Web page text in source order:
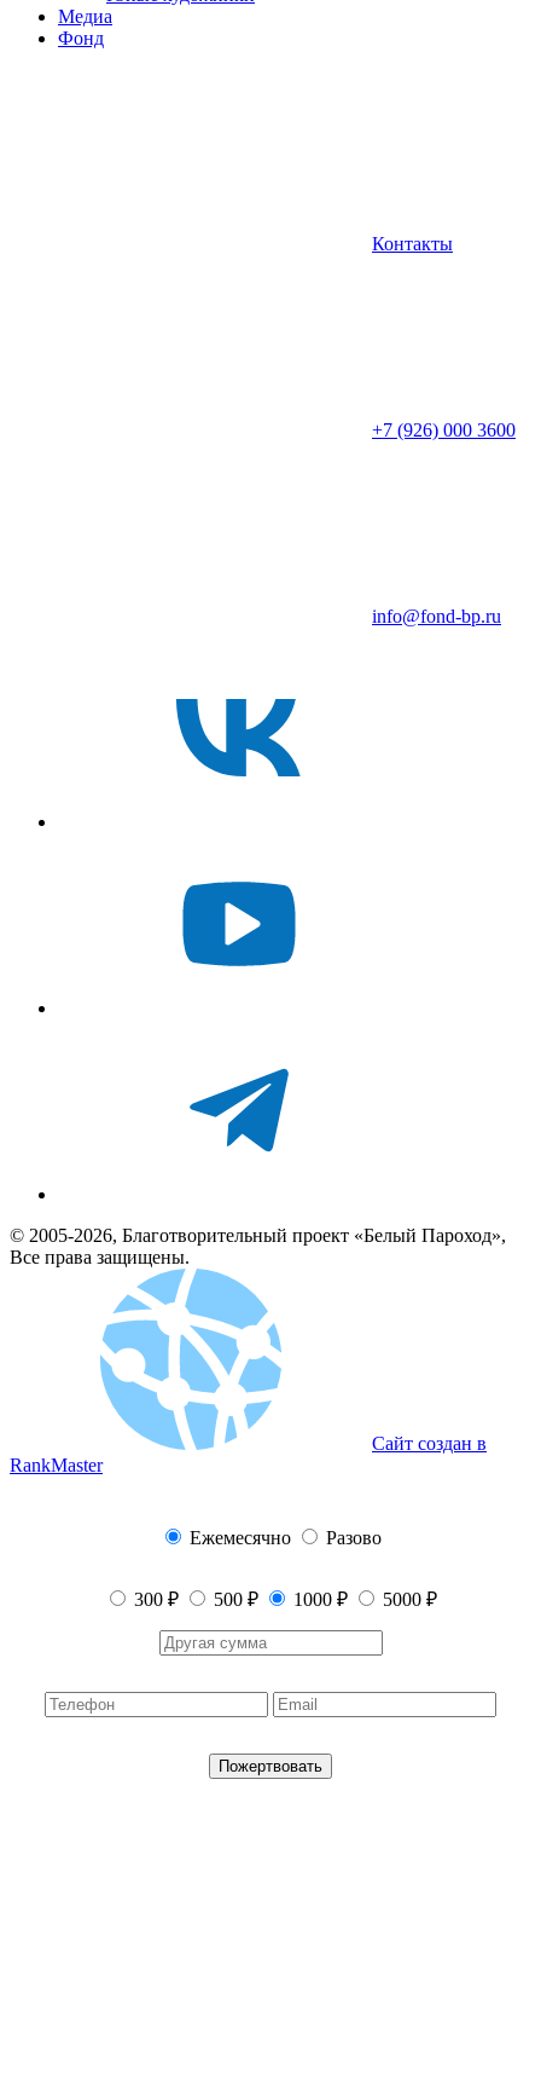
Медиа
Фонд
Контакты
+7 (926) 000 3600
info@fond-bp.ru
© 2005-2026, Благотворительный проект «Белый Пароход»,
Все права защищены.
Сайт создан в
RankMaster
Ежемесячно Разово
300 ₽ 500 ₽ 1000 ₽ 5000 ₽
Пожертвовать